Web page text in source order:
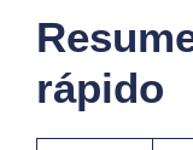
rápido